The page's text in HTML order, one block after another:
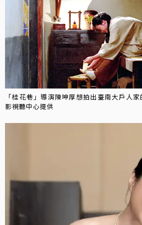
「桂花巷」導演陳坤厚想拍出臺南大戶人
影視聽中心提供